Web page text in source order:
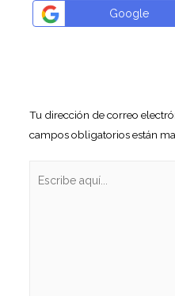
Google
Tu dirección de correo
campos obligatorios están